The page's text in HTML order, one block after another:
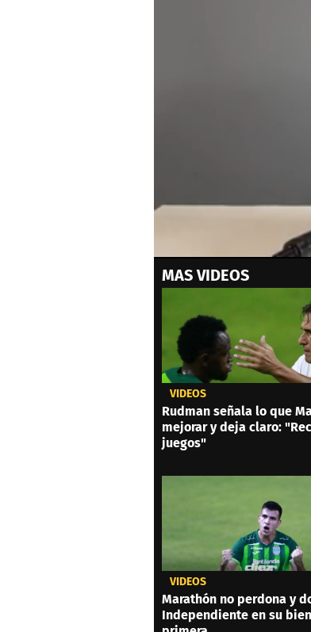
seconds
of
secondsVolume
MAS VIDEOS
VIDEOS
Rudman señala lo que
mejorar y deja claro:
juegos"
VIDEOS
Marathón no perdona y
Independiente en su